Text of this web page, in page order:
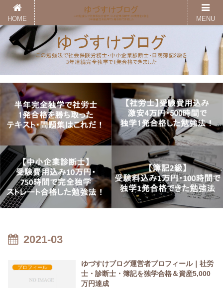
2021-03
プロフィール
ゆづすけブログ運営者プロフィール｜社労
士・診断士・簿記を独学合格＆資産5,000
万円達成
HOME MENU